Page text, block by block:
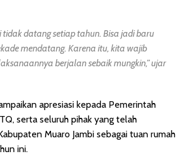
tidak datang setiap tahun. Bisa jadi baru
mendatang. Karena itu, kita wajib
berjalan sebaik mungkin,” ujar
apresiasi kepada Pemerintah
serta seluruh pihak yang telah
Muaro Jambi sebagai tuan rumah
ini.